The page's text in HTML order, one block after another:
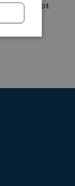
Scale Pilot